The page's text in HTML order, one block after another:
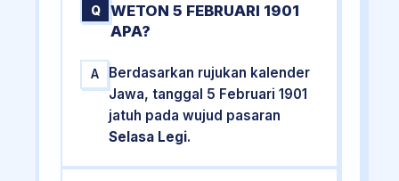
Q
WETON 5 FEBRUARI 1901
APA?
A
Berdasarkan rujukan kalender
Jawa, tanggal 5 Februari 1901
jatuh pada wujud pasaran
Selasa Legi.